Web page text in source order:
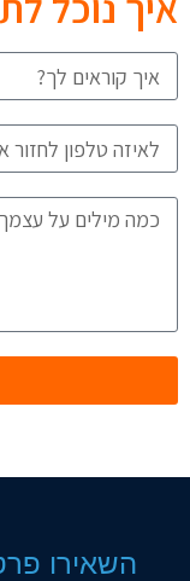
השאירו